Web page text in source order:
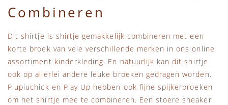
Combineren
Dit shirtje is shirtje gemakkelijk combineren met een
korte broek van vele verschillende merken in ons online
assortiment kinderkleding. En natuurlijk kan dit shirtje
ook op allerlei andere leuke broeken gedragen worden.
Piupiuchick en Play Up hebben ook fijne spijkerbroeken
om het shirtje mee te combineren. Een stoere sneaker